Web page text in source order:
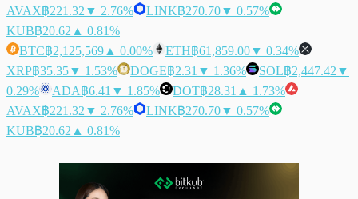
AVAX฿221.32 ▼ 2.76% LINK฿270.70▼ 0.57%
KUB฿20.62 ▲ 0.81%
BTC฿2,125,569 ▲ 0.00% ETH฿61,859.00▼ 0.34%
XRP฿35.35▼ 1.53% DOGE฿2.31 ▼ 1.36% SOL฿2,447.42 ▼
0.29%
ADA฿6.41 ▼ 1.85% DOT฿28.31 ▲ 1.73%
AVAX฿221.32 ▼ 2.76% LINK฿270.70▼ 0.57%
KUB฿20.62 ▲ 0.81%